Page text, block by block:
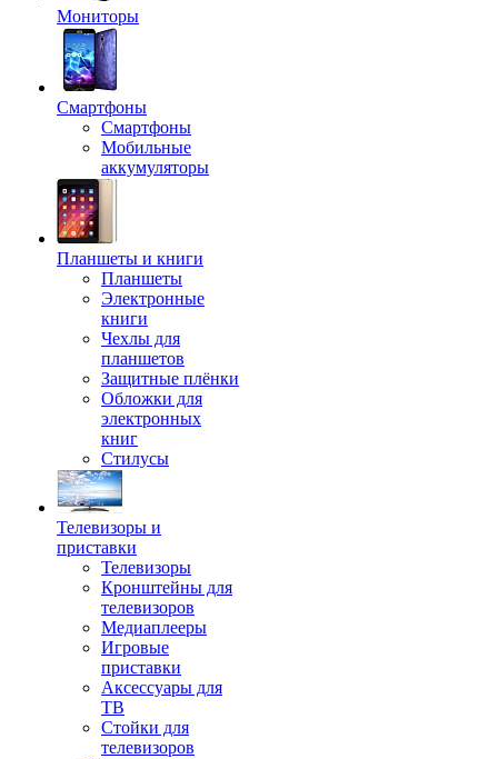
Мониторы
Смартфоны
Смартфоны
Мобильные
аккумуляторы
Планшеты и книги
Планшеты
Электронные
книги
Чехлы для
планшетов
Защитные плёнки
Обложки для
электронных
книг
Стилусы
Телевизоры и
приставки
Телевизоры
Кронштейны для
телевизоров
Медиаплееры
Игровые
приставки
Аксессуары для
ТВ
Стойки для
телевизоров